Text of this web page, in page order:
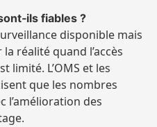
fiables ?
disponible mais
réalité quand l’accès
limité. L’OMS et les
que les nombres
l’amélioration des